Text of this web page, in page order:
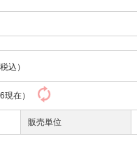
込）
現在）
販売単位